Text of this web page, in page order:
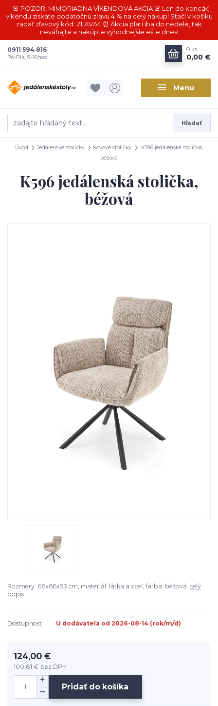
🚨 POZOR! MIMORIADNA VÍKENDOVÁ AKCIA 🚨 Len do konca
víkendu získate dodatočnú zľavu 4 % na celý nákup! Stačí v košíku
zadať zľavový kód: ZLAVA4 ⏰ Akcia platí iba do nedele, tak
neváhajte a nakúpte výhodnejšie ešte dnes!
Menu
Hľadať
0911 594 816
Po-Pia, 9-16hod
0 ks
0,00 €
Úvod Jedálenské stoličky Kovové stoličky
K596 jedálenská stolička,
béžová
K596 jedálenská stolička,
béžová
Rozmery: 66x66x93 cm, materiál: látka a oceľ, farba: béžová. celý
popis
Dostupnosť U dodávateľa od 2026-08-14 (rok/m/d)
124,00 €
100,81 € bez DPH
Pridať do košíka